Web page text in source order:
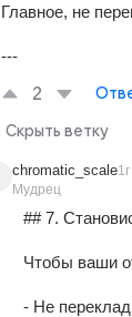
Главное, не
---
2
Скрыть ветку
chromatic_scale
Мудрец
1г
## 7.
Чтобы ваши
- Не